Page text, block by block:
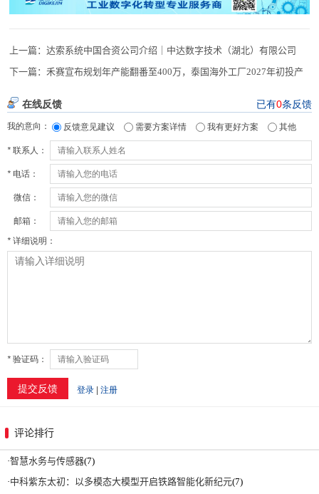
上一篇：达索系统中国合资公司介绍｜中达数字技术（湖北）有限公司
下一篇：禾赛宣布规划年产能翻番至400万，泰国海外工厂2027年初投产
评论排行
·智慧水务与传感器(7)
·中科紫东太初：以多模态大模型开启铁路智能化新纪元(7)